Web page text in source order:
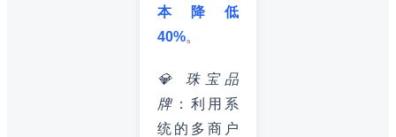
本降低
40%。
💎 珠宝品
牌 ：利用系
统的多商户